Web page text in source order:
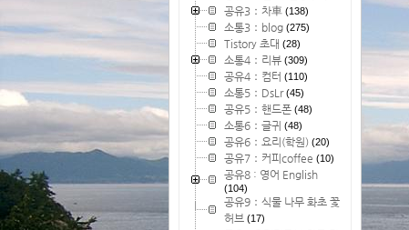
공유3：차車(138)
소통3：blog(275)
Tistory 초대 (28)
소통4：리뷰(309)
공유4：컴터 (110)
소통5：DsLr(45)
공유5：핸드폰(48)
소통6：글귀 (48)
공유6：요리(학원)(20)
공유7：커피coffee (10)
공유8 : 영어 English
(104)
공유9：식물 나무 화초 꽃
허브 (17)